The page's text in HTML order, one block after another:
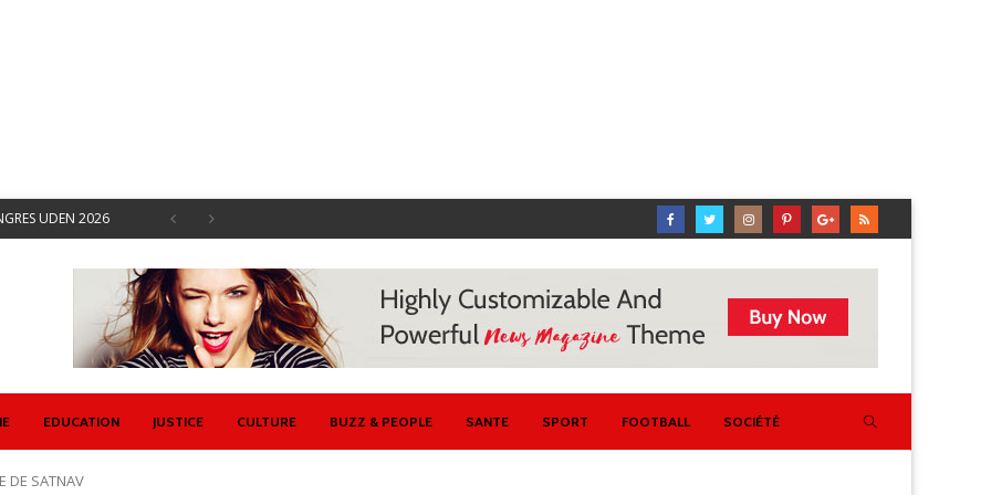
UDEN 2026
SYNDICALES AVRIL
CONTRE ETAT
SE DOTE D’UN
EDUCATION JUSTICE CULTURE BUZZ & PEOPLE SANTE SPORT FOOTBALL SOCIÉTÉ
DE SATNAV